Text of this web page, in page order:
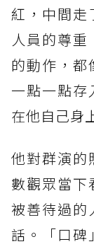
紅，中間走
人員的尊
的動作，都
一點一點存
在他自己身
他對群演的
數觀眾當下
被善待過的
話。「口碑